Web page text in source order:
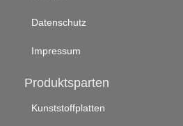
Datenschutz
Impressum
Produktsparten
Kunststoffplatten